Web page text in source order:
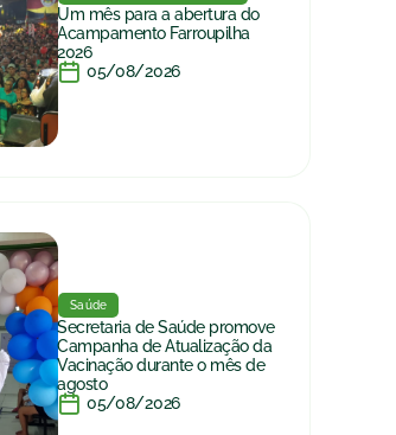
Um mês para a abertura do
Acampamento Farroupilha
2026
05/08/2026
Saúde
Secretaria de Saúde promove
Campanha de Atualização da
Vacinação durante o mês de
agosto
05/08/2026